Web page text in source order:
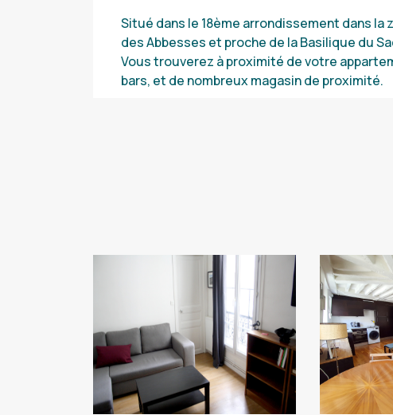
Situé dans le 18ème arrondissement dans
des Abbesses et proche de la Basilique du
Vous trouverez à proximité de votre
bars, et de nombreux magasin de proximité.